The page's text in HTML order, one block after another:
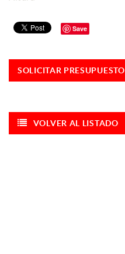
Save
SOLICITAR PRESUPUESTO
VOLVER AL LISTADO